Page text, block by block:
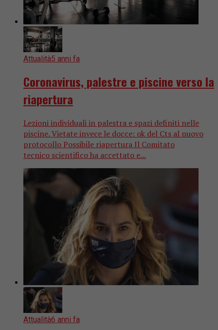
Attualità5 anni fa
Coronavirus, palestre e piscine verso la
riapertura
Lezioni individuali in palestra e spazi definiti nelle
piscine. Vietate invece le docce: ok del Cts al nuovo
protocollo Possibile riapertura Il Comitato
tecnico scientifico ha accettato e...
Attualità6 anni fa